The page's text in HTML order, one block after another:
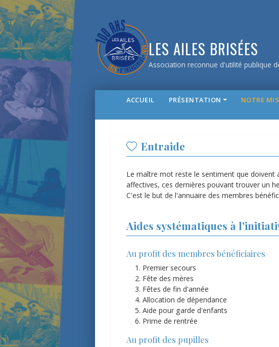
LES AILES BRISÉES
Association reconnue d'utilité publique
ACCUEIL PRÉSENTATION NOTRE
Entraide
Le maître mot reste le sentiment que doivent
affectives, ces dernières pouvant trouver un
C'est le but de l'annuaire des membres
Aides systématiques à
Au profit des membres bénéficiaires
Premier secours
Fête des mères
Fêtes de fin d'année
Allocation de dépendance
Aide pour garde d'enfants
Prime de rentrée
Au profit des pupilles